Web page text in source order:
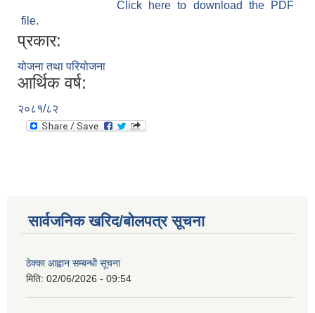
Click here to download the PDF
file.
प्रकार:
योजना तथा परियोजना
आर्थिक वर्ष:
२०८१/८२
सार्वजनिक खरिद/बोलपत्र सूचना
ठेक्का आह्वान सम्बन्धी सूचना
मिति: 02/06/2026 - 09:54